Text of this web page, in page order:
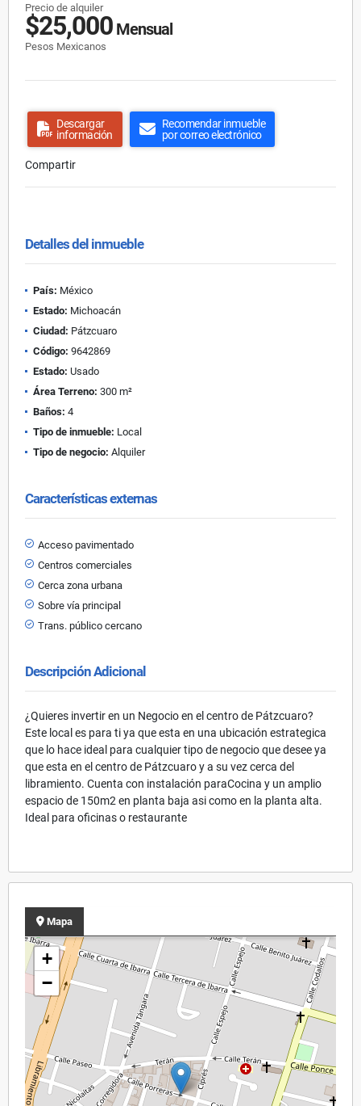
Precio de alquiler
$25,000 Mensual
Pesos Mexicanos
Descargar
información
Recomendar inmueble
por correo electrónico
Compartir
Detalles del inmueble
País: México
Estado: Michoacán
Ciudad: Pátzcuaro
Código: 9642869
Estado: Usado
Área Terreno: 300 m²
Baños: 4
Tipo de inmueble: Local
Tipo de negocio: Alquiler
Características externas
Acceso pavimentado
Centros comerciales
Cerca zona urbana
Sobre vía principal
Trans. público cercano
Descripción Adicional
¿Quieres invertir en un Negocio en el centro de Pátzcuaro?
Este local es para ti ya que esta en una ubicación estrategica
que lo hace ideal para cualquier tipo de negocio que desee ya
que esta en el centro de Pátzcuaro y a su vez cerca del
libramiento. Cuenta con instalación paraCocina y un amplio
espacio de 150m2 en planta baja asi como en la planta alta.
Ideal para oficinas o restaurante
Mapa
+
−